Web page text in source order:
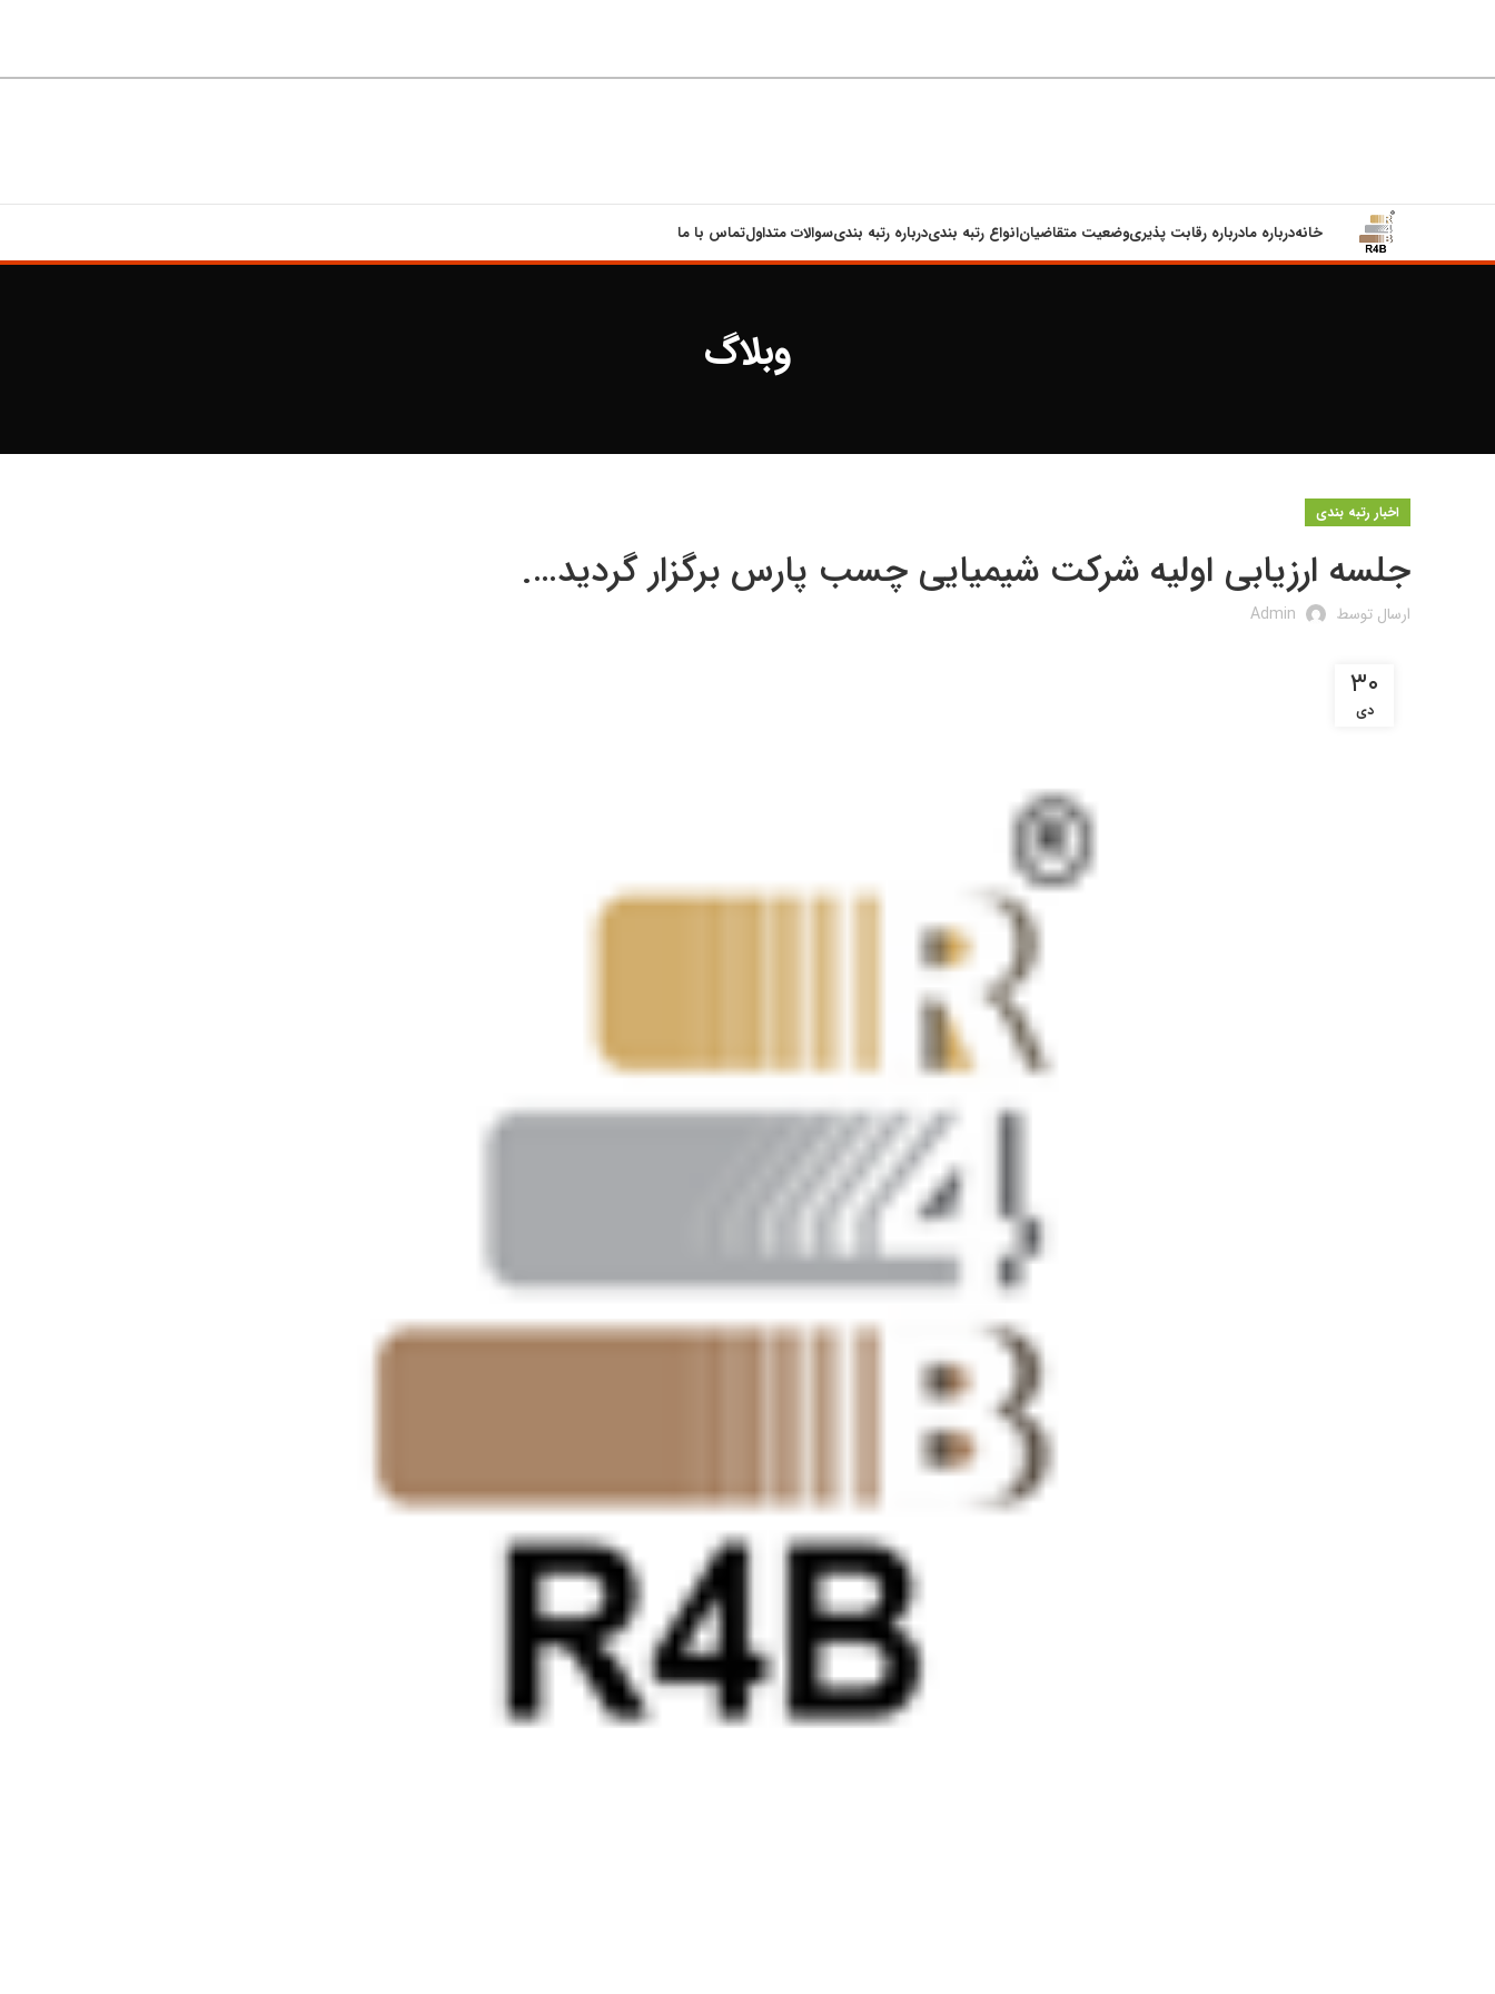
خانهدرباره مادرباره رقابت پذیریوضعیت متقاضیانانواع رتبه بندیدرباره رتبه بندیسوالات متداولتماس با ما
وبلاگ
اخبار رتبه بندی
جلسه ارزیابی اولیه شرکت شیمیایی چسب پارس برگزار گردید….
ارسال توسط Admin
۳۰
دی